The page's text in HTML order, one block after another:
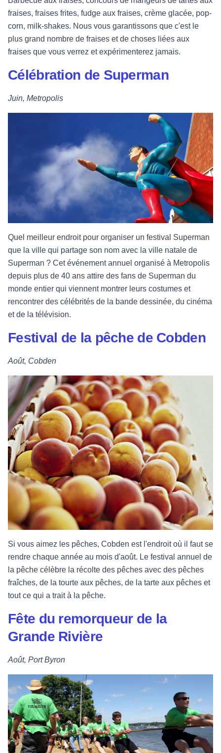
fraises, fraises frites, fudge aux fraises, crème glacée, pop-
corn, milk-shakes. Nous vous garantissons que c'est le
plus grand nombre de fraises et de choses liées aux
fraises que vous verrez et expérimenterez jamais.
Célébration de Superman
Juin, Metropolis
Quel meilleur endroit pour organiser un festival Superman
que la ville qui partage son nom avec la ville natale de
Superman ? Cet événement annuel organisé à Metropolis
depuis plus de 40 ans attire des fans de Superman du
monde entier qui viennent montrer leurs costumes et
rencontrer des célébrités de la bande dessinée, du cinéma
et de la télévision.
Festival de la pêche de Cobden
Août, Cobden
Si vous aimez les pêches, Cobden est l'endroit où il faut se
rendre chaque année au mois d'août. Le festival annuel de
la pêche célèbre la récolte des pêches avec des pêches
fraîches, de la tourte aux pêches, de la tarte aux pêches et
tout ce qui a trait à la pêche.
Fête du remorqueur de la
Grande Rivière
Août, Port Byron